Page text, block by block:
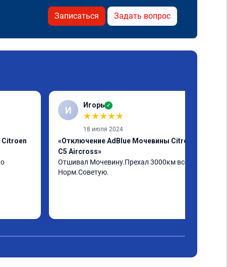
Записаться Задать вопрос
И Игорь ✓
★★★★★
18 июля 2024
«Отключение AdBlue Мочевины Citroen
C5 Aircross»
Отшивал Мочевину.Прехал 3000км всё
Норм.Советую.